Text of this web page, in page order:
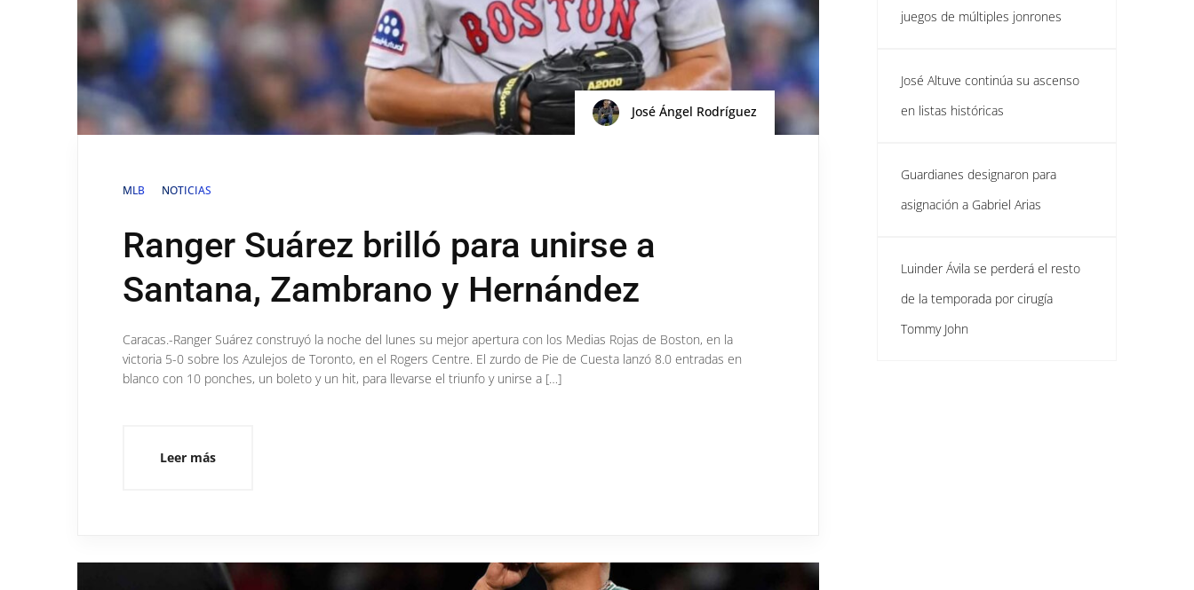
José Ángel Rodríguez
MLB NOTICIAS
Ranger Suárez brilló para unirse a
Santana, Zambrano y Hernández
Caracas.-Ranger Suárez construyó la noche del lunes su mejor apertura con los Medias Rojas de Boston, en la
victoria 5-0 sobre los Azulejos de Toronto, en el Rogers Centre. El zurdo de Pie de Cuesta lanzó 8.0 entradas en
blanco con 10 ponches, un boleto y un hit, para llevarse el triunfo y unirse a […]
Leer más
juegos de múltiples jonrones
José Altuve continúa su ascenso
en listas históricas
Guardianes designaron para
asignación a Gabriel Arias
Luinder Ávila se perderá el resto
de la temporada por cirugía
Tommy John